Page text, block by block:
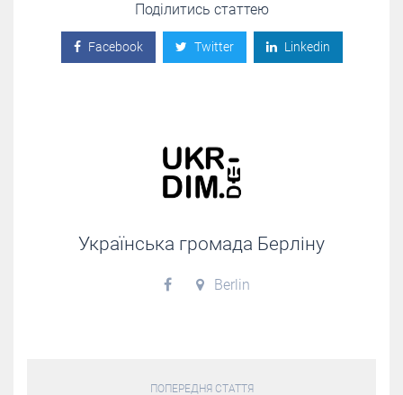
Поділитись статтею
Facebook Twitter Linkedin
Українська громада Берліну
Berlin
ПОПЕРЕДНЯ СТАТТЯ